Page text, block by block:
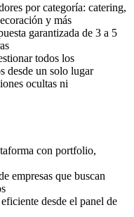
por categoría: catering,
y más
garantizada de 3 a 5
todos los
desde un solo lugar
ocultas ni
con portfolio,
empresas que buscan
desde el panel de